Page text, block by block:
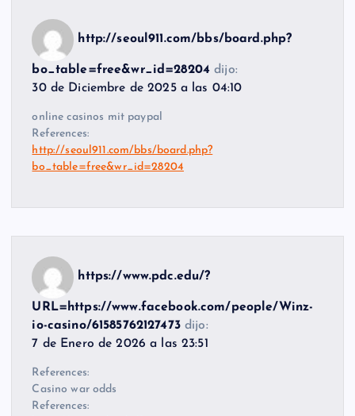
http://seoul911.com/bbs/board.php?
bo_table=free&wr_id=28204 dijo:
30 de Diciembre de 2025 a las 04:10
online casinos mit paypal
References:
http://seoul911.com/bbs/board.php?
bo_table=free&wr_id=28204
https://www.pdc.edu/?
URL=https://www.facebook.com/people/Winz-
io-casino/61585762127473 dijo:
7 de Enero de 2026 a las 23:51
References:
Casino war odds
References: